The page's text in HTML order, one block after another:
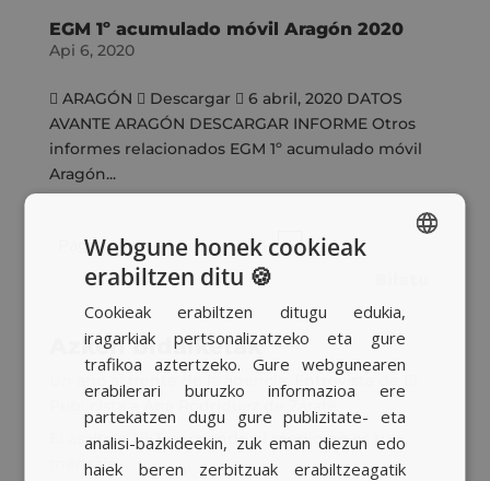
EGM 1º acumulado móvil Aragón 2020
Api 6, 2020
 ARAGÓN  Descargar  6 abril, 2020 DATOS
AVANTE ARAGÓN DESCARGAR INFORME Otros
informes relacionados EGM 1º acumulado móvil
Aragón...
Página 4 de 4 « 1 2 3 4
Azken bidalketak
Un año al frente de la agencia: Entrevista de El
El asalto a TikTok: cuando el medio no es tu
mensaje
BASQUE
CATALAN
ENGLISH
Webgune honek cookieak
erabiltzen ditu 🍪
Cookieak erabiltzen ditugu edukia,
iragarkiak pertsonalizatzeko eta gure
trafikoa aztertzeko. Gure webgunearen
erabilerari buruzko informazioa ere
partekatzen dugu gure publizitate- eta
analisi-bazkideekin, zuk eman diezun edo
haiek beren zerbitzuak erabiltzeagatik